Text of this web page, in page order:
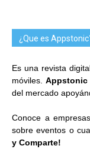
¿Que es
Es una revista
móviles.Appstonic
del mercado
Conoce a
sobre eventos o
y Comparte!